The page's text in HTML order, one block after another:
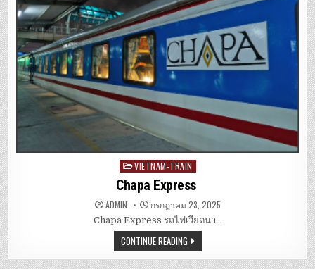
Posted
in
VIETNAM-TRAIN
Chapa Express
ADMIN กรกฎาคม 23, 2025
Chapa Express รถไฟเวียดนา…
CONTINUE READING